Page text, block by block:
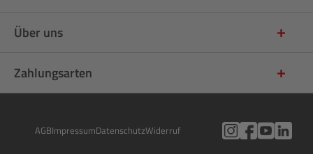
Über uns
Zahlungsarten
AGBImpressumDatenschutzWiderruf